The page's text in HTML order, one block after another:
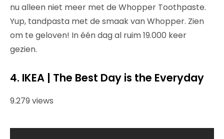
nu alleen niet meer met de Whopper Toothpaste.
Yup, tandpasta met de smaak van Whopper. Zien
om te geloven! In één dag al ruim 19.000 keer
gezien.
4. IKEA | The Best Day is the Everyday
9.279 views